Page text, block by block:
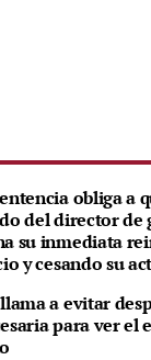
obliga a
del director de
su inmediata
y cesando su
a evitar
para ver el